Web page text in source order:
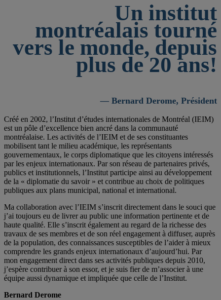
Un institut
montréalais tourné
vers le monde, depuis
plus de 20 ans!
— Bernard Derome, Président
Créé en 2002, l’Institut d’études internationales de Montréal (IEIM)
est un pôle d’excellence bien ancré dans la communauté
montréalaise. Les activités de l’IEIM et de ses constituantes
mobilisent tant le milieu académique, les représentants
gouvernementaux, le corps diplomatique que les citoyens intéressés
par les enjeux internationaux. Par son réseau de partenaires privés,
publics et institutionnels, l’Institut participe ainsi au développement
de la « diplomatie du savoir » et contribue au choix de politiques
publiques aux plans municipal, national et international.
Ma collaboration avec l’IEIM s’inscrit directement dans le souci que
j’ai toujours eu de livrer au public une information pertinente et de
haute qualité. Elle s’inscrit également au regard de la richesse des
travaux de ses membres et de son réel engagement à diffuser, auprès
de la population, des connaissances susceptibles de l’aider à mieux
comprendre les grands enjeux internationaux d’aujourd’hui. Par
mon engagement direct dans ses activités publiques depuis 2010,
j’espère contribuer à son essor, et je suis fier de m’associer à une
équipe aussi dynamique et impliquée que celle de l’Institut.
Bernard Derome